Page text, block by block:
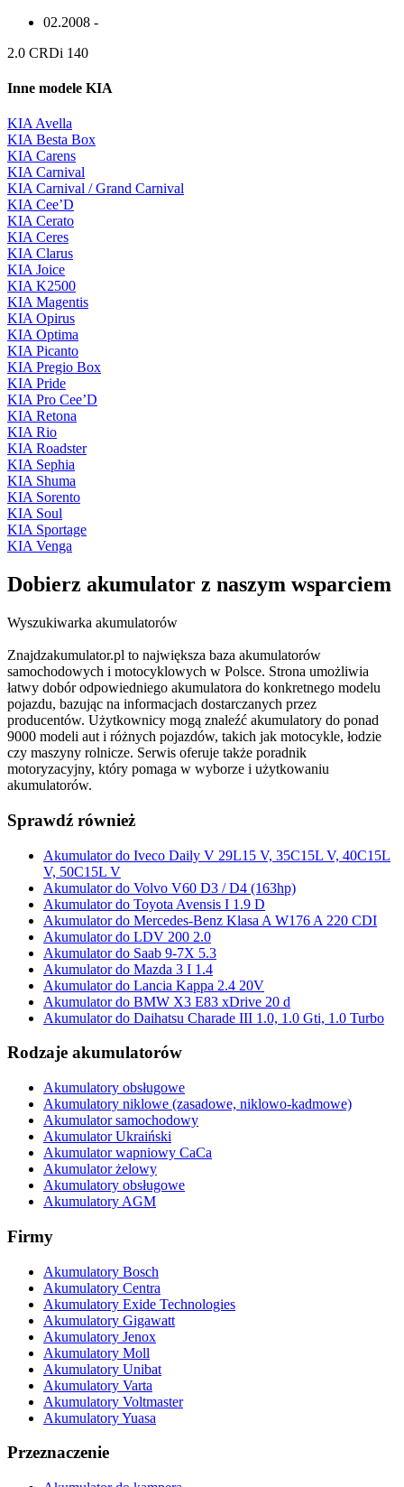
02.2008 -
2.0 CRDi 140
Inne modele KIA
KIA Avella
KIA Besta Box
KIA Carens
KIA Carnival
KIA Carnival / Grand Carnival
KIA Cee’D
KIA Cerato
KIA Ceres
KIA Clarus
KIA Joice
KIA K2500
KIA Magentis
KIA Opirus
KIA Optima
KIA Picanto
KIA Pregio Box
KIA Pride
KIA Pro Cee’D
KIA Retona
KIA Rio
KIA Roadster
KIA Sephia
KIA Shuma
KIA Sorento
KIA Soul
KIA Sportage
KIA Venga
Dobierz akumulator z naszym wsparciem
Wyszukiwarka akumulatorów
Znajdzakumulator.pl to największa baza akumulatorów
samochodowych i motocyklowych w Polsce. Strona umożliwia
łatwy dobór odpowiedniego akumulatora do konkretnego modelu
pojazdu, bazując na informacjach dostarczanych przez
producentów. Użytkownicy mogą znaleźć akumulatory do ponad
9000 modeli aut i różnych pojazdów, takich jak motocykle, łodzie
czy maszyny rolnicze. Serwis oferuje także poradnik
motoryzacyjny, który pomaga w wyborze i użytkowaniu
akumulatorów.
Sprawdź również
Akumulator do Iveco Daily V 29L15 V, 35C15L V, 40C15L
V, 50C15L V
Akumulator do Volvo V60 D3 / D4 (163hp)
Akumulator do Toyota Avensis I 1.9 D
Akumulator do Mercedes-Benz Klasa A W176 A 220 CDI
Akumulator do LDV 200 2.0
Akumulator do Saab 9-7X 5.3
Akumulator do Mazda 3 I 1.4
Akumulator do Lancia Kappa 2.4 20V
Akumulator do BMW X3 E83 xDrive 20 d
Akumulator do Daihatsu Charade III 1.0, 1.0 Gti, 1.0 Turbo
Rodzaje akumulatorów
Akumulatory obsługowe
Akumulatory niklowe (zasadowe, niklowo-kadmowe)
Akumulator samochodowy
Akumulator Ukraiński
Akumulator wapniowy CaCa
Akumulator żelowy
Akumulatory obsługowe
Akumulatory AGM
Firmy
Akumulatory Bosch
Akumulatory Centra
Akumulatory Exide Technologies
Akumulatory Gigawatt
Akumulatory Jenox
Akumulatory Moll
Akumulatory Unibat
Akumulatory Varta
Akumulatory Voltmaster
Akumulatory Yuasa
Przeznaczenie